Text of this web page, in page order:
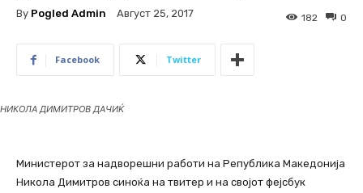
By Pogled Admin Август 25, 2017 0
182
Facebook Twitter
НИКОЛА ДИМИТРОВ ДАЧИЌ
Министерот за надворешни работи на Република Македонија
Никола Димитров синоќа на твитер и на својот фејсбук